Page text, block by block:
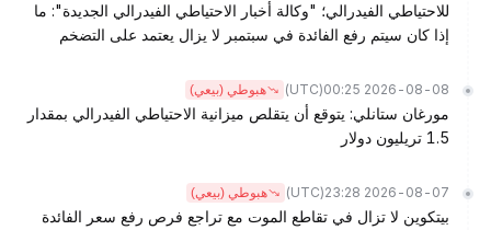
للاحتياطي الفيدرالي؛ "وكالة أخبار الاحتياطي الفيدرالي الجديدة": ما
إذا كان سيتم رفع الفائدة في سبتمبر لا يزال يعتمد على التضخم
2026-08-08 00:25
(UTC) هبوطي (بيعي)
مورغان ستانلي: يتوقع أن يتقلص ميزانية الاحتياطي الفيدرالي بمقدار
1.5 تريليون دولار
2026-08-07 23:28
(UTC) هبوطي (بيعي)
بيتكوين لا تزال في تقاطع الموت مع تراجع فرص رفع سعر الفائدة